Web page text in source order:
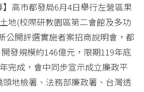
】高市都發局6月4日舉行左營區果
地(校際研教園區第二會館及多功
公開評選實施者案招商說明會，都
發規模約146億元，限期119年底
完成，會中同步宣示成立廉政平
地檢署、法務部廉政署、台灣透